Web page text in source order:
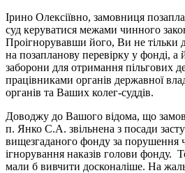
Ірино Олексіївно, замовниця
суд керуватися межами чинного
Проігнорувавши його, Ви не тільки
на позапланову перевірку у фонді, а
заборони для отримання пільгових
працівниками органів державної
органів та Ваших колег-суддів.
Доводжу до Вашого відома, що
п. Янко С.А. звільнена з посади
вищезгаданого фонду за порушення
ігнорування наказів голови фонду.
мали б вивчити досконаліше. На